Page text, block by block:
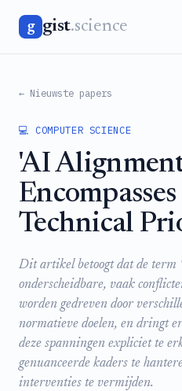
g gist.science
← Nieuwste papers
💻 COMPUTER SCIENCE
'AI
Technical
Dit artikel betoogt dat de
onderscheidbare, vaak
worden gedreven door
normatieve doelen, en dringt
deze spanningen expliciet te
genuanceerde kaders te
interventies te vermijden.